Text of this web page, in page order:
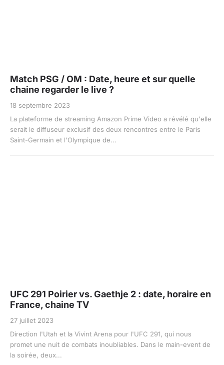
Match PSG / OM : Date, heure et sur quelle
chaine regarder le live ?
18 septembre 2023
La plateforme de streaming Amazon Prime Video a révélé qu'elle
serait le diffuseur exclusif des deux rencontres entre le Paris
Saint-Germain et l'Olympique de...
UFC 291 Poirier vs. Gaethje 2 : date, horaire en
France, chaine TV
27 juillet 2023
Direction l'Utah et la Vivint Arena pour l'UFC 291, qui nous
promet une nuit de combats inoubliables. Dans le main-event de
la soirée, deux...